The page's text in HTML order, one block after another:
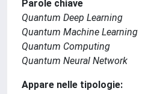
Parole chiave
Quantum Deep Learning
Quantum Machine Learning
Quantum Computing
Quantum Neural Network
Appare nelle tipologie: